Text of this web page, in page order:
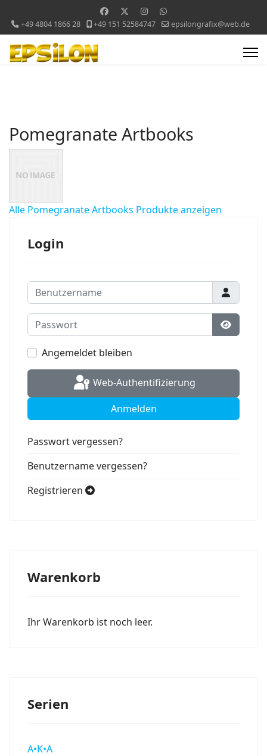
+49 4804 1866 28 +49 151 52584747 epsilongrafix@web.de
Pomegranate Artbooks
Alle Pomegranate Artbooks Produkte anzeigen
Login
Benutzername
Passwort
Angemeldet bleiben
Web-Authentifizierung
Anmelden
Passwort vergessen?
Benutzername vergessen?
Registrieren
Warenkorb
Ihr Warenkorb ist noch leer.
Serien
A•K•A